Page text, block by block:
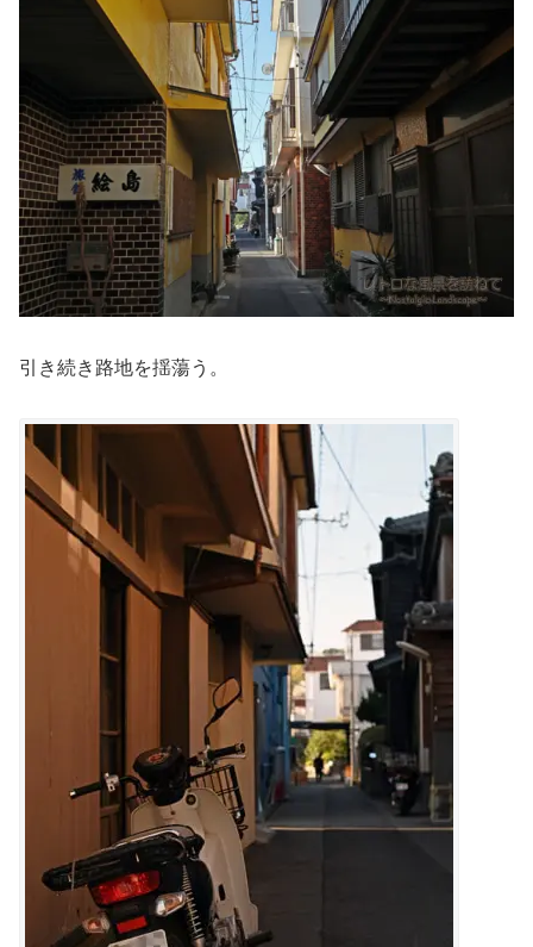
引き続き路地を揺蕩う。